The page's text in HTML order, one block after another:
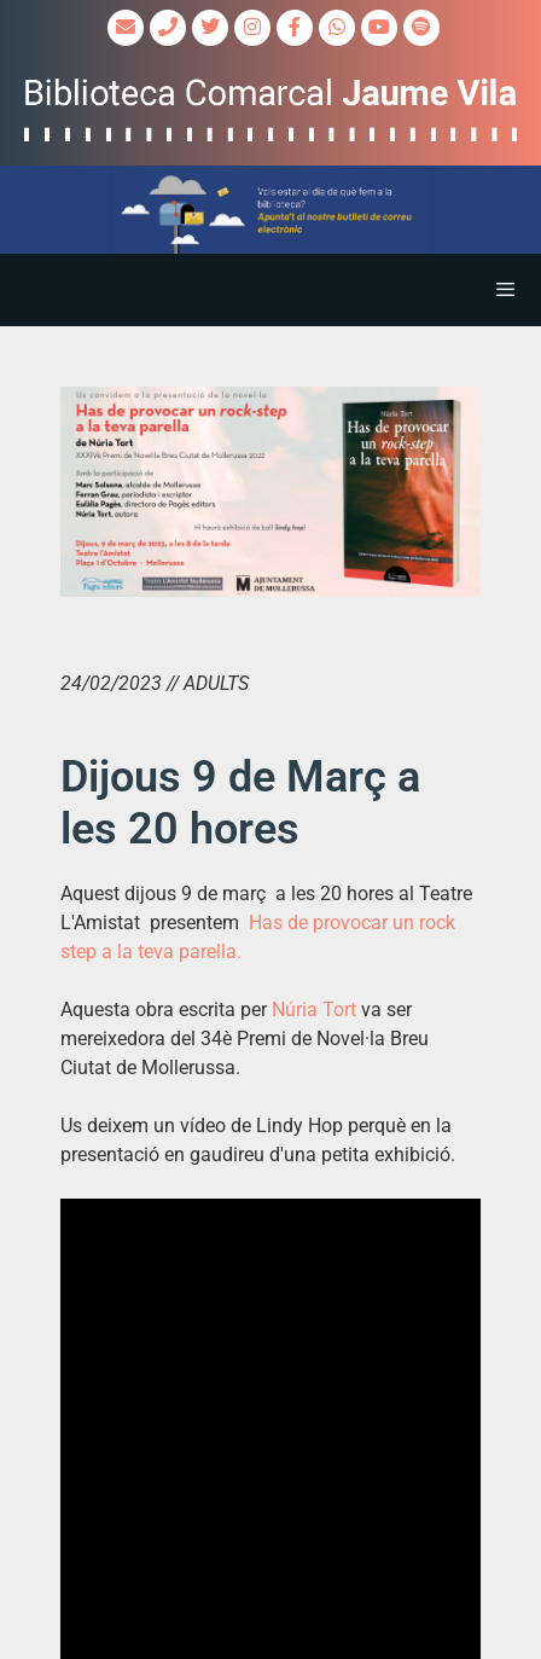
24/02/2023 // ADULTS
Dijous 9 de Març a
les 20 hores
Aquest dijous 9 de març a les 20 hores al Teatre
L'Amistat presentem
Has de provocar un rock
step a la teva parella.
Aquesta obra escrita per Núria Tort va ser
mereixedora del 34è Premi de Novel·la Breu
Ciutat de Mollerussa.
Us deixem un vídeo de Lindy Hop perquè en la
presentació en gaudireu d'una petita exhibició.